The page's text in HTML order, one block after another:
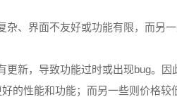
、界面不友好或功能有限，而另
新，导致功能过时或出现bug。因
的性能和功能；而另一些则价格